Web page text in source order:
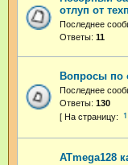
отлуп от
Последнее
Ответы: 11
Вопросы по
Последнее
Ответы: 130
1
ATmega128